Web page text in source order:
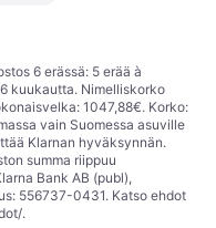
6 erässä: 5 erää à
kuukautta. Nimelliskorko
1047,88€. Korko:
vain Suomessa asuville
Klarnan hyväksynnän.
summa riippuu
Bank AB (publ),
556737-0431. Katso ehdot
.